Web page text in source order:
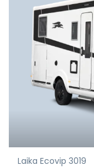
Laika Ecovip 3019